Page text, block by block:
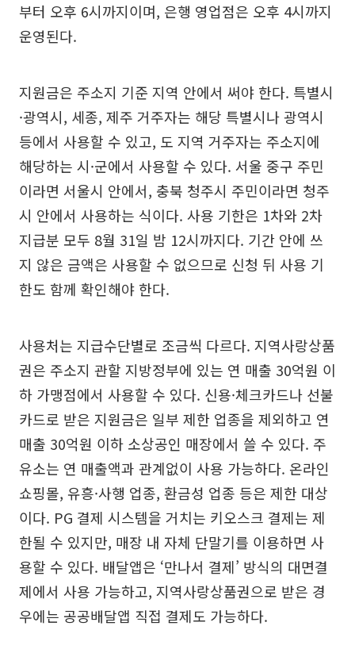
부터 오후 6시까지이며, 은행 영업점은 오후 4시까지
운영된다.
지원금은 주소지 기준 지역 안에서 써야 한다. 특별시
·광역시, 세종, 제주 거주자는 해당 특별시나 광역시
등에서 사용할 수 있고, 도 지역 거주자는 주소지에
해당하는 시·군에서 사용할 수 있다. 서울 중구 주민
이라면 서울시 안에서, 충북 청주시 주민이라면 청주
시 안에서 사용하는 식이다. 사용 기한은 1차와 2차
지급분 모두 8월 31일 밤 12시까지다. 기간 안에 쓰
지 않은 금액은 사용할 수 없으므로 신청 뒤 사용 기
한도 함께 확인해야 한다.
사용처는 지급수단별로 조금씩 다르다. 지역사랑상품
권은 주소지 관할 지방정부에 있는 연 매출 30억원 이
하 가맹점에서 사용할 수 있다. 신용·체크카드나 선불
카드로 받은 지원금은 일부 제한 업종을 제외하고 연
매출 30억원 이하 소상공인 매장에서 쓸 수 있다. 주
유소는 연 매출액과 관계없이 사용 가능하다. 온라인
쇼핑몰, 유흥·사행 업종, 환금성 업종 등은 제한 대상
이다. PG 결제 시스템을 거치는 키오스크 결제는 제
한될 수 있지만, 매장 내 자체 단말기를 이용하면 사
용할 수 있다. 배달앱은 ‘만나서 결제’ 방식의 대면결
제에서 사용 가능하고, 지역사랑상품권으로 받은 경
우에는 공공배달앱 직접 결제도 가능하다.